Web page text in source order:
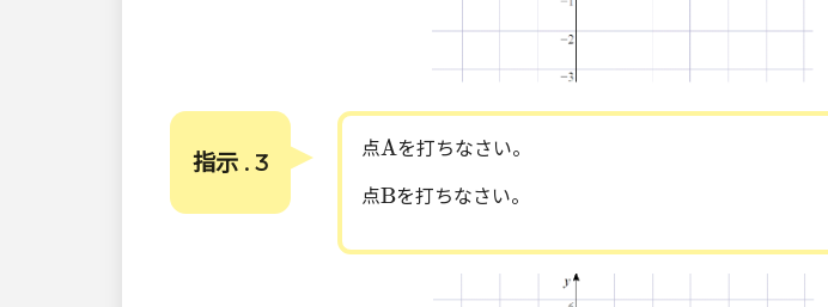
指示 . 3 点A
Aを打ちなさい。
点B
Bを打ちなさい。